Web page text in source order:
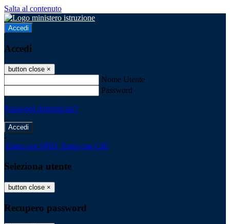
Salta al contenuto
Accedi
Accedi
button close ×
Nome Utente
Password
Password dimenticata?
-
Entra con SPID Entra con CIE
Seleziona utente
button close ×
Recupero password